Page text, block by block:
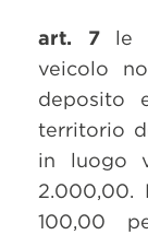
art. 7le
veicolo
deposito
territorio
in luogo
2.000,00.
100,00